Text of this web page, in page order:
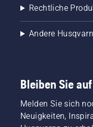
Rechtliche
Andere
Bleiben Sie
Melden Sie sich
Neuigkeiten,